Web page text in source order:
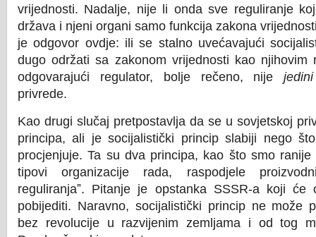
vrijednosti. Nadalje, nije li onda sve reguliranje
država i njeni organi samo funkcija zakona
je odgovor ovdje: ili se stalno uvećavajući
dugo održati sa zakonom vrijednosti kao njihovim
odgovarajući regulator, bolje rečeno, nijejedini
privrede.
Kao drugi slučaj pretpostavlja da se u sovjetskoj
principa, ali je socijalistički princip slabiji nego
procjenjuje. Ta su dva principa, kao što smo
tipovi organizacije rada, raspodjele
reguliranjaˮ. Pitanje je opstanka SSSR-a koji
pobijediti. Naravno, socijalistički princip ne može
bez revolucije u razvijenim zemljama i od tog